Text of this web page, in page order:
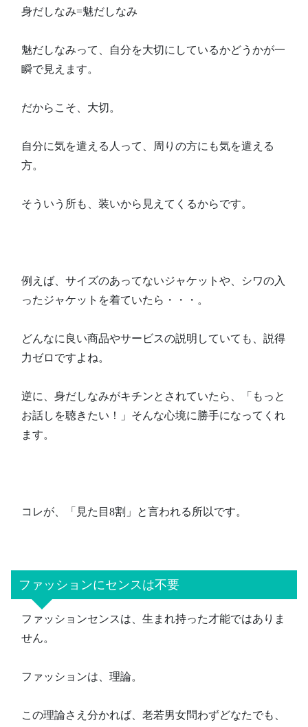
身だしなみ=魅だしなみ
魅だしなみって、自分を大切にしているかどうかが一
瞬で見えます。
だからこそ、大切。
自分に気を遣える人って、周りの方にも気を遣える
方。
そういう所も、装いから見えてくるからです。
例えば、サイズのあってないジャケットや、シワの入
ったジャケットを着ていたら・・・。
どんなに良い商品やサービスの説明していても、説得
力ゼロですよね。
逆に、身だしなみがキチンとされていたら、「もっと
お話しを聴きたい！」そんな心境に勝手になってくれ
ます。
コレが、「見た目8割」と言われる所以です。
ファッションにセンスは不要
ファッションセンスは、生まれ持った才能ではありま
せん。
ファッションは、理論。
この理論さえ分かれば、老若男女問わずどなたでも、